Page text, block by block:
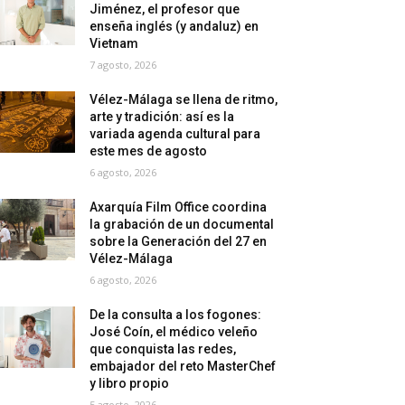
Jiménez, el profesor que
enseña inglés (y andaluz) en
Vietnam
7 agosto, 2026
Vélez-Málaga se llena de ritmo,
arte y tradición: así es la
variada agenda cultural para
este mes de agosto
6 agosto, 2026
Axarquía Film Office coordina
la grabación de un documental
sobre la Generación del 27 en
Vélez-Málaga
6 agosto, 2026
De la consulta a los fogones:
José Coín, el médico veleño
que conquista las redes,
embajador del reto MasterChef
y libro propio